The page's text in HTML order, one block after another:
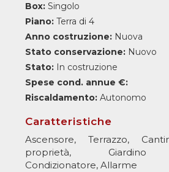
Box: Singolo
Piano: Terra di 4
Anno costruzione: Nuova
Stato conservazione: Nuovo
Stato: In costruzione
Spese cond. annue €:
Riscaldamento: Autonomo
Caratteristiche
Ascensore, Terrazzo,
proprietà, Giardino
Condizionatore, Allarme